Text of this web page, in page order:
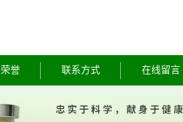
誉 联系方式 在线留言